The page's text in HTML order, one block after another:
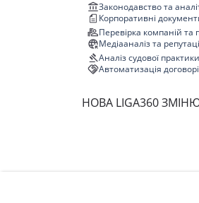
Законодавство та
Корпоративні
Перевірка компаній та
Медіааналіз та
Аналіз судової практики
Автоматизація
НОВА LIGA360